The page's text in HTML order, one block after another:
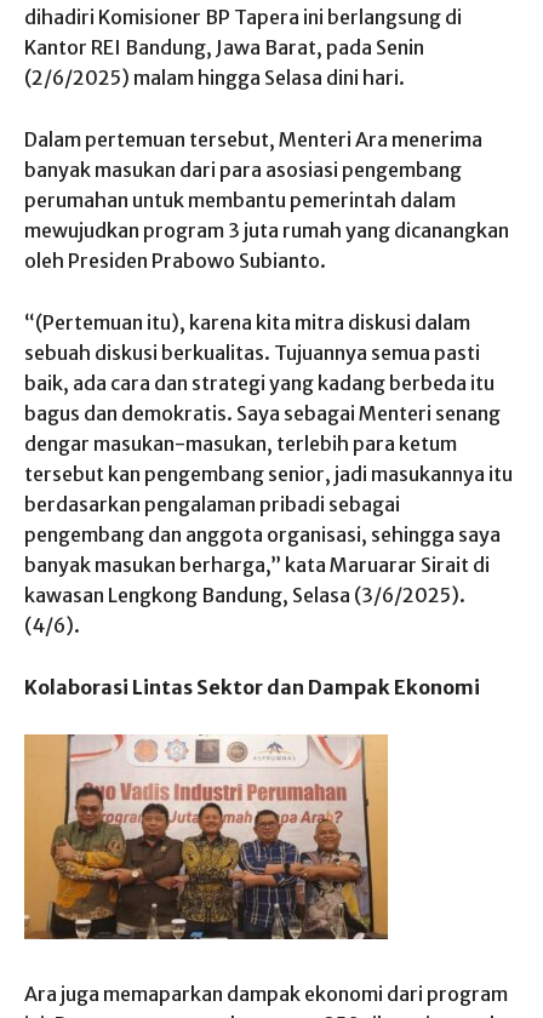
dihadiri Komisioner BP Tapera ini berlangsung di
Kantor REI Bandung, Jawa Barat, pada Senin
(2/6/2025) malam hingga Selasa dini hari.
Dalam pertemuan tersebut, Menteri Ara menerima
banyak masukan dari para asosiasi pengembang
perumahan untuk membantu pemerintah dalam
mewujudkan program 3 juta rumah yang dicanangkan
oleh Presiden Prabowo Subianto.
“(Pertemuan itu), karena kita mitra diskusi dalam
sebuah diskusi berkualitas. Tujuannya semua pasti
baik, ada cara dan strategi yang kadang berbeda itu
bagus dan demokratis. Saya sebagai Menteri senang
dengar masukan-masukan, terlebih para ketum
tersebut kan pengembang senior, jadi masukannya itu
berdasarkan pengalaman pribadi sebagai
pengembang dan anggota organisasi, sehingga saya
banyak masukan berharga,” kata Maruarar Sirait di
kawasan Lengkong Bandung, Selasa (3/6/2025).
(4/6).
Kolaborasi Lintas Sektor dan Dampak Ekonomi
Ara juga memaparkan dampak ekonomi dari program